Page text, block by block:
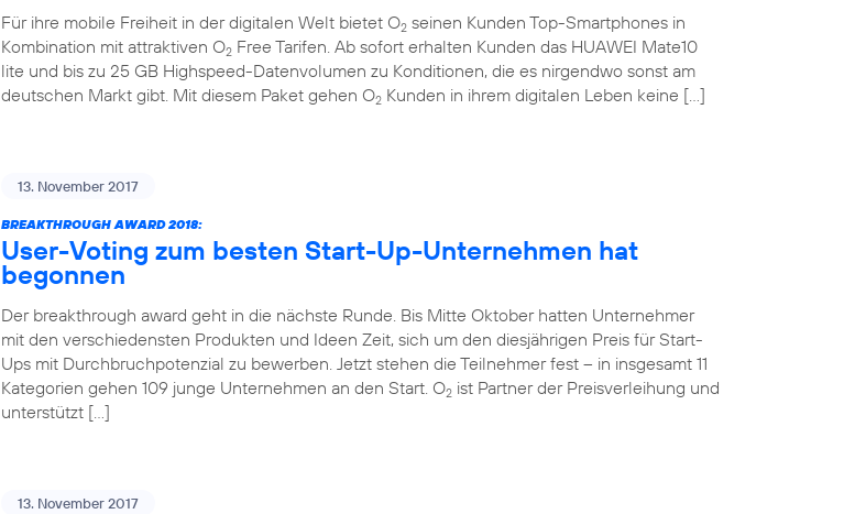
Für ihre mobile Freiheit in der digitalen Welt bietet O2 seinen Kunden Top-Smartphones in
Kombination mit attraktiven O2 Free Tarifen. Ab sofort erhalten Kunden das HUAWEI Mate10
lite und bis zu 25 GB Highspeed-Datenvolumen zu Konditionen, die es nirgendwo sonst am
deutschen Markt gibt. Mit diesem Paket gehen O2 Kunden in ihrem digitalen Leben keine […]
13. November 2017
BREAKTHROUGH AWARD 2018:
User-Voting zum besten Start-Up-Unternehmen hat
begonnen
Der breakthrough award geht in die nächste Runde. Bis Mitte Oktober hatten Unternehmer
mit den verschiedensten Produkten und Ideen Zeit, sich um den diesjährigen Preis für Start-
Ups mit Durchbruchpotenzial zu bewerben. Jetzt stehen die Teilnehmer fest – in insgesamt 11
Kategorien gehen 109 junge Unternehmen an den Start. O2 ist Partner der Preisverleihung und
unterstützt […]
13. November 2017